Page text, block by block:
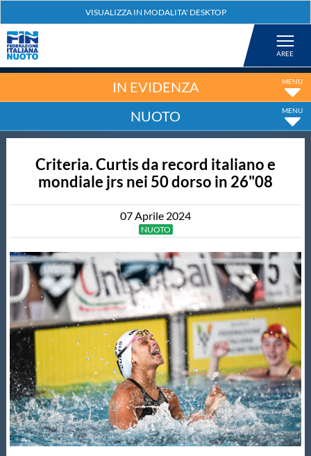
Nuoto
Tuffi
Fondo
Salvamento
Master
Formazione
GUG
IN EVIDENZA
NUOTO
Criteria. Curtis da record italiano e
mondiale jrs nei 50 dorso in 26"08
07Aprile 2024
NUOTO